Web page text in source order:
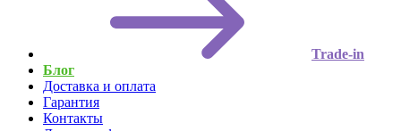
Trade-in
Блог
Доставка и оплата
Гарантия
Контакты